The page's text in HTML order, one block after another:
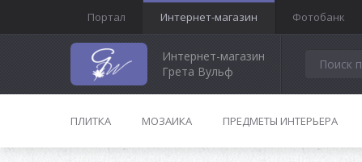
Портал Интернет-магазин Фотобанк
Интернет-магазин
Грета Вульф
ПЛИТКА МОЗАИКА ПРЕДМЕТЫ ИНТЕРЬЕРА